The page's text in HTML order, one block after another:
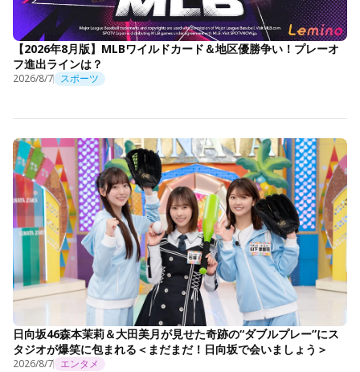
【2026年8月版】MLBワイルドカード＆地区優勝争い！プレーオ
フ進出ラインは？
2026/8/7 スポーツ
日向坂46森本茉莉＆大田美月が見せた奇跡の“ダブルプレー”にス
タジオが爆笑に包まれる＜まだまだ！日向坂で会いましょう＞
2026/8/7 エンタメ